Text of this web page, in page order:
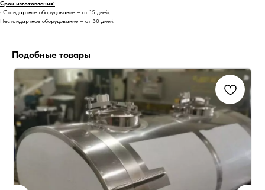
Срок изготовления:
· Стандартное оборудование – от 15 дней.
Нестандартное оборудование – от 30 дней.
Подобные товары